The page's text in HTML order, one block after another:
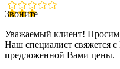
Звоните
Уважаемый клиент! Просим
Наш специалист свяжется
предложенной Вами цены.